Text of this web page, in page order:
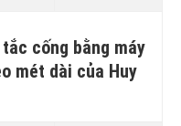
cống bằng máy
mét dài của Huy